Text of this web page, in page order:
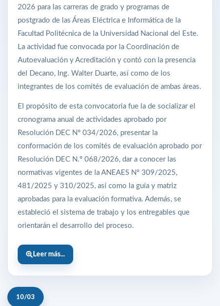
2026 para las carreras de grado y programas de
postgrado de las Áreas Eléctrica e Informática de la
Facultad Politécnica de la Universidad Nacional del Este.
La actividad fue convocada por la Coordinación de
Autoevaluación y Acreditación y contó con la presencia
del Decano, Ing. Walter Duarte, así como de los
integrantes de los comités de evaluación de ambas áreas.
El propósito de esta convocatoria fue la de socializar el
cronograma anual de actividades aprobado por
Resolución DEC N° 034/2026, presentar la
conformación de los comités de evaluación aprobado por
Resolución DEC N.º 068/2026, dar a conocer las
normativas vigentes de la ANEAES N° 309/2025,
481/2025 y 310/2025, así como la guía y matriz
aprobadas para la evaluación formativa. Además, se
estableció el sistema de trabajo y los entregables que
orientarán el desarrollo del proceso.
Leer más...
10/03